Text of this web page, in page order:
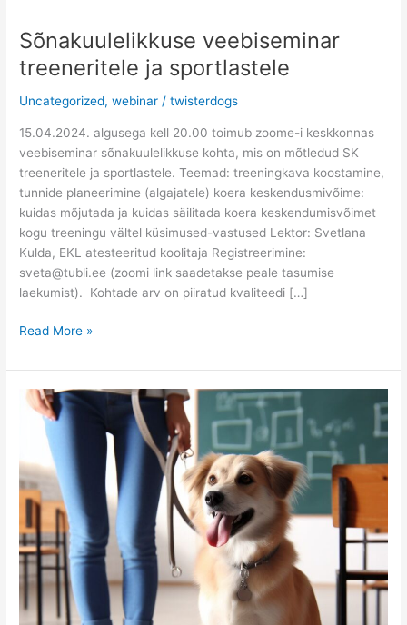
Sõnakuulelikkuse veebiseminar
treeneritele ja sportlastele
Uncategorized,webinar /twisterdogs
15.04.2024. algusega kell 20.00 toimub zoome-i keskkonnas
veebiseminar sõnakuulelikkuse kohta, mis on mõtledud SK
treeneritele ja sportlastele. Teemad: treeningkava koostamine,
tunnide planeerimine (algajatele) koera keskendusmivõime:
kuidas mõjutada ja kuidas säilitada koera keskendumisvõimet
kogu treeningu vältel küsimused-vastused Lektor: Svetlana
Kulda, EKL atesteeritud koolitaja Registreerimine:
sveta@tubli.ee (zoomi link saadetakse peale tasumise
laekumist). Kohtade arv on piiratud kvaliteedi […]
Sõnakuulelikkuse
veebiseminar
treeneritele
ja
Read More »
Trennide
planeerimise
töötuba